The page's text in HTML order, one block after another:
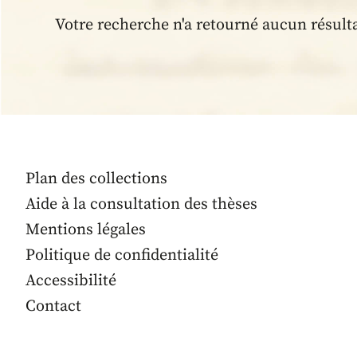
Votre recherche n'a retourné aucun
Plan des collections
Aide à la consultation des thèses
Mentions légales
Politique de confidentialité
Accessibilité
Contact